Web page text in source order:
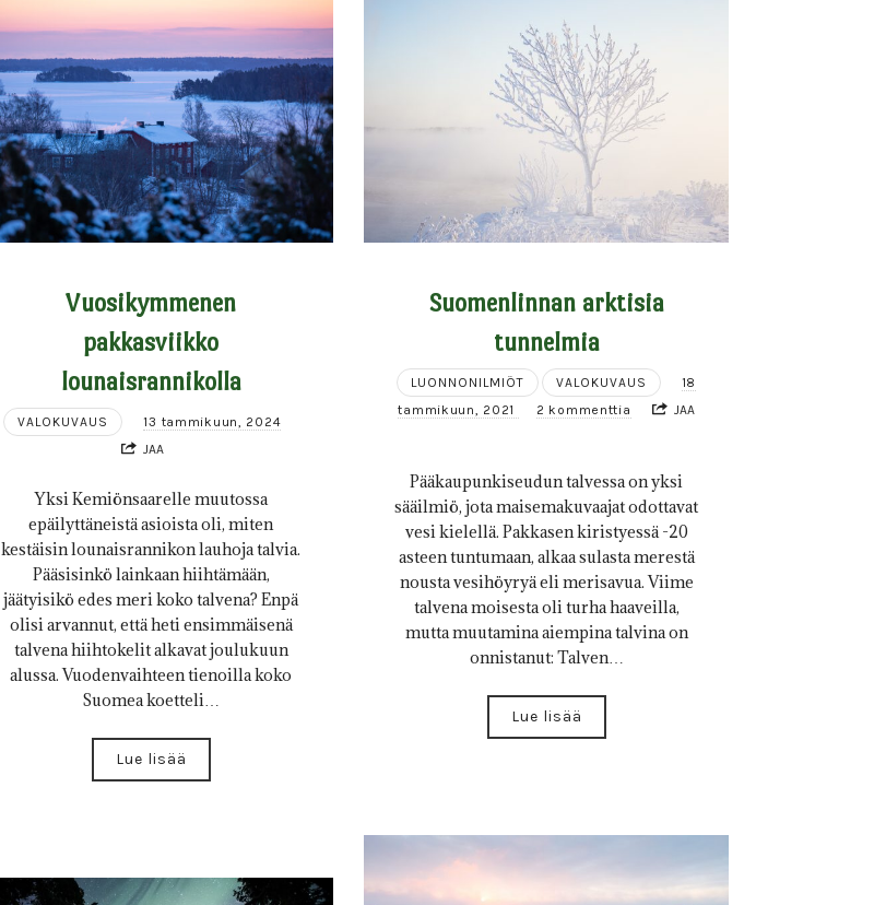
Vuosikymmenen
pakkasviikko
lounaisrannikolla
VALOKUVAUS
13 tammikuun, 2024
JAA
Yksi Kemiönsaarelle muutossa
epäilyttäneistä asioista oli, miten
kestäisin lounaisrannikon lauhoja talvia.
Pääsisinkö lainkaan hiihtämään,
jäätyisikö edes meri koko talvena? Enpä
olisi arvannut, että heti ensimmäisenä
talvena hiihtokelit alkavat joulukuun
alussa. Vuodenvaihteen tienoilla koko
Suomea koetteli…
Lue lisää
Suomenlinnan arktisia
tunnelmia
LUONNONILMIÖT VALOKUVAUS
18
tammikuun, 2021
2 kommenttia JAA
Pääkaupunkiseudun talvessa on yksi
sääilmiö, jota maisemakuvaajat odottavat
vesi kielellä. Pakkasen kiristyessä -20
asteen tuntumaan, alkaa sulasta merestä
nousta vesihöyryä eli merisavua. Viime
talvena moisesta oli turha haaveilla,
mutta muutamina aiempina talvina on
onnistanut: Talven…
Lue lisää